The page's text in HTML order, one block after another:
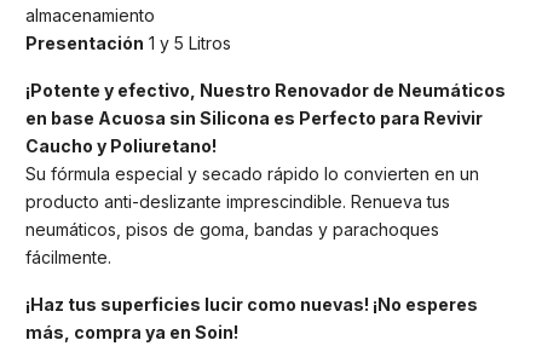
almacenamiento
Presentación 1 y 5 Litros
¡Potente y efectivo, Nuestro Renovador de Neumáticos
en base Acuosa sin Silicona es Perfecto para Revivir
Caucho y Poliuretano!
Su fórmula especial y secado rápido lo convierten en un
producto anti-deslizante imprescindible. Renueva tus
neumáticos, pisos de goma, bandas y parachoques
fácilmente.
¡Haz tus superficies lucir como nuevas! ¡No esperes
más, compra ya en Soin!